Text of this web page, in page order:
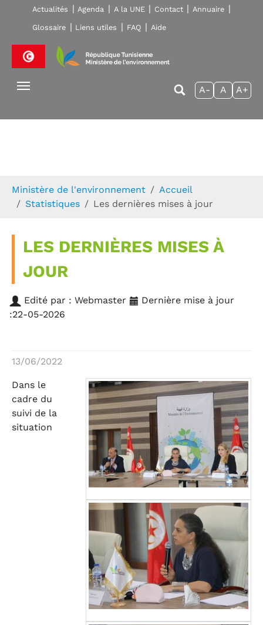
Skip to main navigation
Aller au contenu principal
Skip to page footer
Actualités Agenda A la UNE Contact Annuaire
Glossaire Liens utiles FAQ Aide
A- A A+
Ministère de l'environnement
Accueil
Statistiques
Les dernières mises à jour
LES DERNIÈRES MISES À
JOUR
Edité par : Webmaster
Dernière mise à jour
:22-05-2026
13/06/2022
Dans le
cadre du
suivi de la
situation